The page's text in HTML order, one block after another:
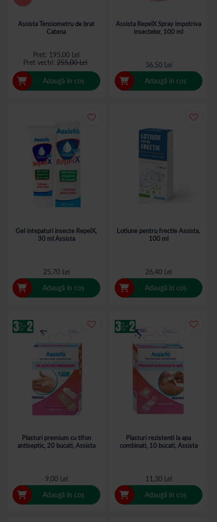
Assista Tensiometru de brat
Catena
Pret 195,00 Lei
Pret vechi 255,00 Lei
Adaugă în coș
Assista RepelX Spray impotriva
insectelor, 100 ml
36,50 Lei
Adaugă în coș
Gel intepaturi insecte RepelX,
30 ml Assista
25,70 Lei
Adaugă în coș
Lotiune pentru frectie Assista,
100 ml
26,40 Lei
Adaugă în coș
Plasturi premium cu tifon
antiseptic, 20 bucati, Assista
9,00 Lei
Adaugă în coș
Plasturi rezistenti la apa
combinati, 10 bucati, Assista
11,30 Lei
Adaugă în coș